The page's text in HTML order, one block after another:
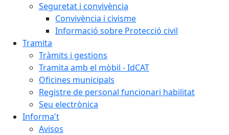
Seguretat i convivència
Convivència i civisme
Informació sobre Protecció civil
Tramita
Tràmits i gestions
Tramita amb el mòbil - IdCAT
Oficines municipals
Registre de personal funcionari habilitat
Seu electrònica
Informa't
Avisos